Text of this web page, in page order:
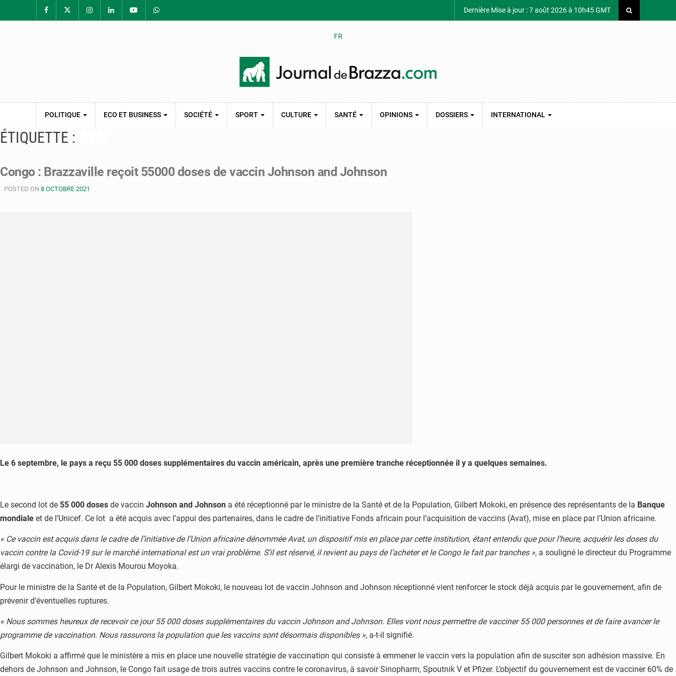
Dernière Mise à jour : 7 août 2026 à 10h45 GMT
FR
POLITIQUE ECO ET BUSINESS SOCIÉTÉ SPORT CULTURE SANTÉ OPINIONS DOSSIERS INTERNATIONAL
ÉTIQUETTE :
Congo : Brazzaville reçoit 55000 doses de vaccin Johnson and Johnson
POSTED ON 8 OCTOBRE 2021
Le 6 septembre, le pays a reçu 55 000 doses supplémentaires du vaccin américain, après une première tranche réceptionnée il y a quelques semaines.
Le second lot de 55 000 doses de vaccin Johnson and Johnson a été réceptionné par le ministre de la Santé et de la Population, Gilbert Mokoki, en présence des représentants de la Banque
mondiale et de l’Unicef. Ce lot a été acquis avec l’appui des partenaires, dans le cadre de l’initiative Fonds africain pour l’acquisition de vaccins (Avat), mise en place par l’Union africaine.
« Ce vaccin est acquis dans le cadre de l’initiative de l’Union africaine dénommée Avat, un dispositif mis en place par cette institution, étant entendu que pour l’heure, acquérir les doses du
vaccin contre la Covid-19 sur le marché international est un vrai problème. S’il est réservé, il revient au pays de l’acheter et le Congo le fait par tranches », a souligné le directeur du Programme
élargi de vaccination, le Dr Alexis Mourou Moyoka.
Pour le ministre de la Santé et de la Population, Gilbert Mokoki, le nouveau lot de vaccin Johnson and Johnson réceptionné vient renforcer le stock déjà acquis par le gouvernement, afin de
prévenir d’éventuelles ruptures.
« Nous sommes heureux de recevoir ce jour 55 000 doses supplémentaires du vaccin Johnson and Johnson. Elles vont nous permettre de vacciner 55 000 personnes et de faire avancer le
programme de vaccination. Nous rassurons la population que les vaccins sont désormais disponibles », a-t-il signifié.
Gilbert Mokoki a affirmé que le ministère a mis en place une nouvelle stratégie de vaccination qui consiste à emmener le vaccin vers la population afin de susciter son adhésion massive. En
dehors de Johnson and Johnson, le Congo fait usage de trois autres vaccins contre le coronavirus, à savoir Sinopharm, Spoutnik V et Pfizer. L’objectif du gouvernement est de vacciner 60% de